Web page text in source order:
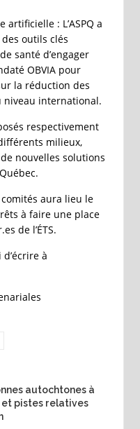
artificielle : L’ASPQ a
des outils clés
santé d’engager
OBVIA pour
la réduction des
niveau international.
respectivement
milieux,
nouvelles solutions
aura lieu le
à faire une place
de l’ÉTS.
à
autochtones à
et pistes relatives